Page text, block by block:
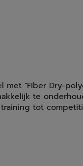
met "Fiber Dry-
te
tot